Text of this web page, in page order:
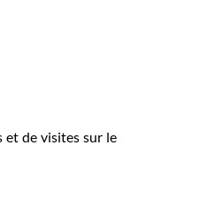
et de visites sur le